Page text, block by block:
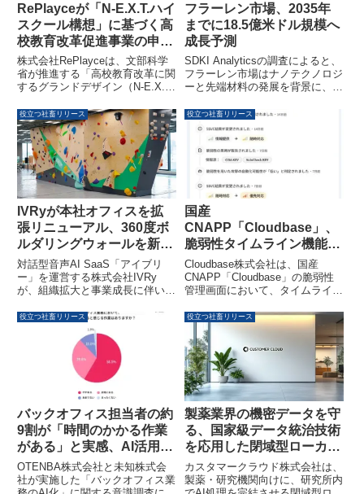
RePlayceが「N-E.X.T.ハイ
スクール構想」に基づく高
校教育改革促進事業の申
請・実施支援を開始
株式会社RePlayceは、文部科学
省が推進する「高校教育改革に関
するグランドデザイン（N-E.X.T.
け、「高等学校等教育改革促進事
業」の申請および事業実施の支援
パッケージを開始しました。これ
により、産業イノベーション人材
育成に向けたトータルサポートが
提供されます。
フラーレン市場、2035年
までに18.5億米ドル規模へ
成長予測
SDKI Analyticsの調査によると、
フラーレン市場はナノテクノロジ
ーと先端材料の発展を背景に、
年には約18.5億米ドルに成長し、
予測期間中に年平均成長率
（CAGR）約12.6%で拡大すると
予測されています。C60フラーレ
ンが市場を牽引し、アジア太平洋
見込みです。
役立つ社畜リリース
IVRyが本社オフィスを拡
張リニューアル、360度ボ
ルダリングウォールを新設
し「働くことは、楽しい」
を追求する場へ
対話型音声AI SaaS「アイブリ
ー」を運営する株式会社IVRy
が、組織拡大と事業成長に伴い本
ました。オフィスには360度ボル
ダリングウォールが新設され、社
員のコミュニケーションと創造性
を加速させる多様な空間が導入さ
れています。
役立つ社畜リリース
国産
CNAPP「Cloudbase」、
脆弱性タイムライン機能を
強化しSSVC判定の変化や
ステータス更新履歴を時系
列で追跡可能に
Cloudbase株式会社は、国産
CNAPP「Cloudbase」の脆弱性
管理画面において、タイムライン
れにより、SSVC判定の変化や脆
弱性ステータスの更新履歴を時系
列で追跡できるようになり、より
継続的かつ実運用に即した脆弱性
管理を支援します。
役立つ社畜リリース
バックオフィス担当者の約
9割が「時間のかかる作業
がある」と実感、AI活用へ
の期待と不安が浮き彫りに
OTENBA株式会社と未知株式会
社が実施した「バックオフィス業
役立つ社畜リリース
製薬業界の機密データを守
る、国家級データ統治技術
を応用した閉域型ローカル
LLMを発表
カスタマークラウド株式会社は、
製薬・研究機関向けに、研究所内